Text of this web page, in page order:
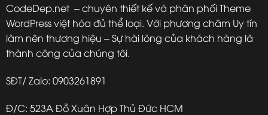
CodeDep.net – chuyên thiết kế và phân phối Theme
WordPress việt hóa đủ thể loại. Với phương châm Uy tín
làm nên thương hiệu – Sự hài lòng của khách hàng là
thành công của chúng tôi.
SĐT/ Zalo: 0903261891
Đ/C: 523A Đỗ Xuân Hợp Thủ Đức HCM